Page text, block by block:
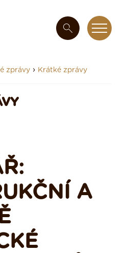
zprávy › Krátké zprávy
A